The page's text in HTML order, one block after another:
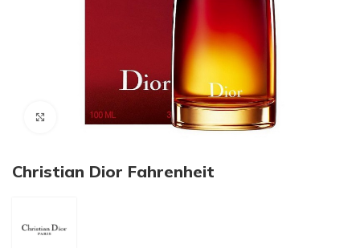
Click to enlarge
Christian Dior Fahrenheit